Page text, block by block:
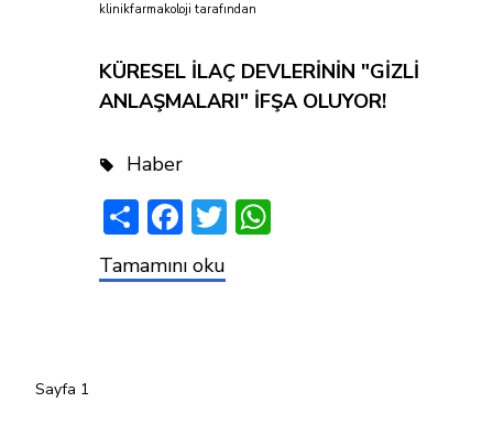
klinikfarmakoloji tarafından
KÜRESEL İLAÇ DEVLERİNİN "GİZLİ
ANLAŞMALARI" İFŞA OLUYOR!
Haber
ShareFacebook
Twitter
KÜRESEL
İLAÇ
Tamamını oku
Pagination
Sayfa 1